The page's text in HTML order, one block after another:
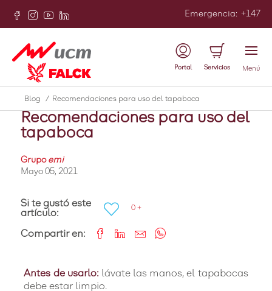
Emergencia: +147
Portal Servicios Menú
Blog / Recomendaciones para uso del tapaboca
Atrás
Covid
Recomendaciones para uso del
tapaboca
Grupo emi
Mayo 05, 2021
Si te gustó este
artículo:
0 +
Compartir en:
Antes de usarlo: lávate las manos, el tapabocas
debe estar limpio.